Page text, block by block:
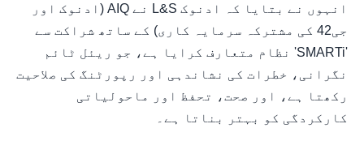
انہوں نے بتایا کہ ادنوک L&S نے AIQ (ادنوک اور
جی42 کی مشترکہ سرمایہ کاری) کے ساتھ شراکت سے
'SMARTi' نظام متعارف کرایا ہے، جو ریئل ٹائم
نگرانی، خطرات کی نشاندہی اور رپورٹنگ کی صلاحیت
رکھتا ہے، اور صحت، تحفظ اور ماحولیاتی
کارکردگی کو بہتر بناتا ہے۔